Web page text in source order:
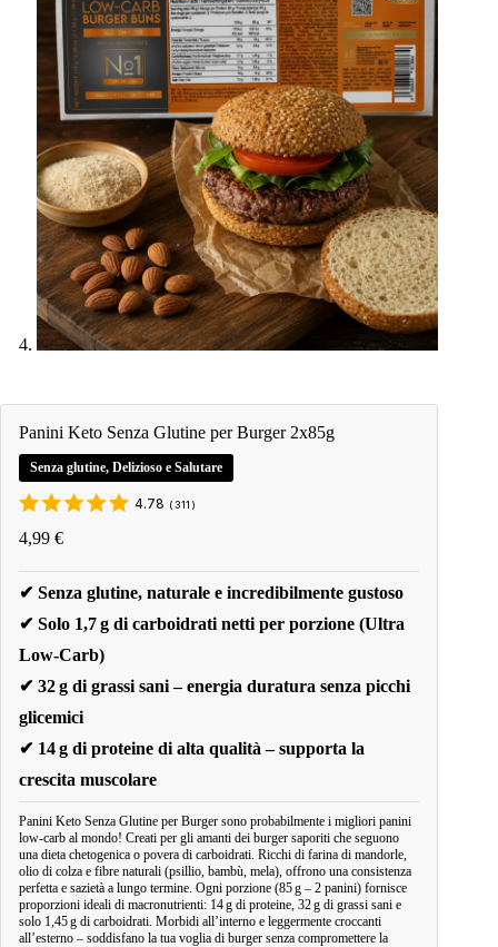
Panini Keto Senza Glutine per Burger 2x85g
Senza glutine, Delizioso e Salutare
4.78 ( 311 )
4,99 €
✔ Senza glutine, naturale e incredibilmente gustoso
✔ Solo 1,7 g di carboidrati netti per porzione (Ultra
Low-Carb)
✔ 32 g di grassi sani – energia duratura senza picchi
glicemici
✔ 14 g di proteine di alta qualità – supporta la
crescita muscolare
Panini Keto Senza Glutine per Burger sono probabilmente i migliori panini
low-carb al mondo! Creati per gli amanti dei burger saporiti che seguono
una dieta chetogenica o povera di carboidrati. Ricchi di farina di mandorle,
olio di colza e fibre naturali (psillio, bambù, mela), offrono una consistenza
perfetta e sazietà a lungo termine. Ogni porzione (85 g – 2 panini) fornisce
proporzioni ideali di macronutrienti: 14 g di proteine, 32 g di grassi sani e
solo 1,45 g di carboidrati. Morbidi all’interno e leggermente croccanti
all’esterno – soddisfano la tua voglia di burger senza compromettere la